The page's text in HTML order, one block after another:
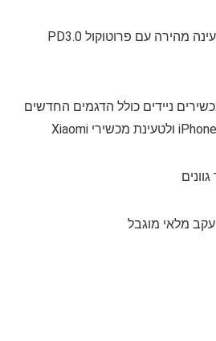
מספק טעינה מהירה עם פרוטוקול PD3.0
ניידים כולל הדגמים החדשים
עקב מלאי מוגבל